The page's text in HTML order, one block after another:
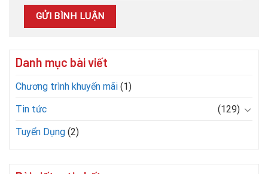
Danh mục bài viết
Chương trình khuyến mãi (1)
Tin tức
(129)
Tuyển Dụng (2)